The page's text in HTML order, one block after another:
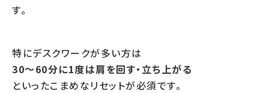
す。
特にデスクワークが多い方は
30～60分に1度は肩を回す・立ち上がる
といったこまめなリセットが必須です。